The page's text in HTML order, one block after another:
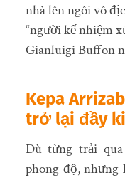
nhà lên ngôi vô
“người kế nhiệm
Gianluigi Buffon
Kepa
trở lại đầy
Dù từng trải
phong độ, nhưng